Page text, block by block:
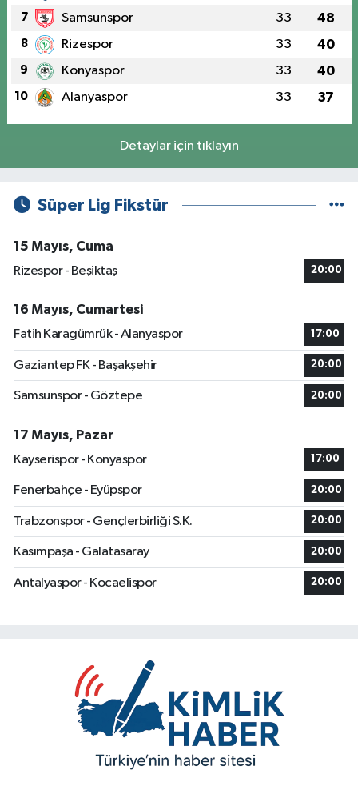
7 Samsunspor 33 48
8 Rizespor 33 40
9 Konyaspor 33 40
10 Alanyaspor 33 37
Detaylar için tıklayın
Süper Lig Fikstür
15 Mayıs, Cuma
Rizespor - Beşiktaş
20:00
16 Mayıs, Cumartesi
Fatih Karagümrük - Alanyaspor
17:00
Gaziantep FK - Başakşehir 20:00
Samsunspor - Göztepe 20:00
17 Mayıs, Pazar
Kayserispor - Konyaspor
17:00
Fenerbahçe - Eyüpspor 20:00
Trabzonspor - Gençlerbirliği S.K. 20:00
Kasımpaşa - Galatasaray 20:00
Antalyaspor - Kocaelispor 20:00